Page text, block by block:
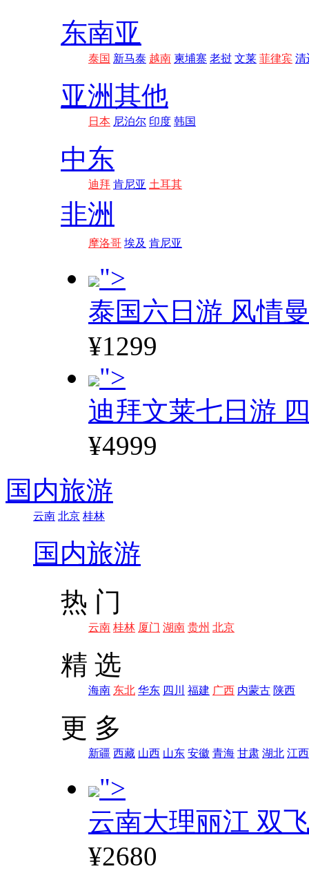
东南亚
泰国 新马泰 越南 柬埔寨 老挝 文莱 菲律宾 清
亚洲其他
日本 尼泊尔 印度 韩国
中东
迪拜 肯尼亚 土耳其
非洲
摩洛哥 埃及 肯尼亚
">
泰国六日游 风情
¥1299
">
迪拜文莱七日游
¥4999
国内旅游
云南 北京 桂林
国内旅游
热 门
云南 桂林 厦门 湖南 贵州 北京
精 选
海南 东北 华东 四川 福建 广西 内蒙古 陕西
更 多
新疆 西藏 山西 山东 安徽 青海 甘肃 湖北 江西
">
云南大理丽江 双
¥2680